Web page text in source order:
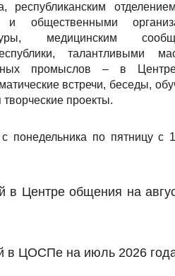
ассистент
Остановить
настройки
республиканским
и общественными
медицинским
талантливыми
промыслов – в
встречи, беседы,
проекты.
понедельника по пятницу с
в Центре общения на
в ЦОСПе на июль 2026